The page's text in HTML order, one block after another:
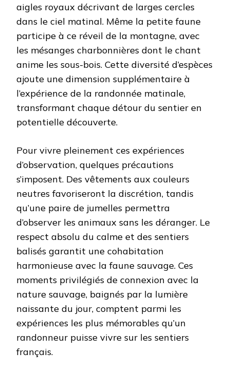
aigles royaux décrivant de larges cercles
dans le ciel matinal. Même la petite faune
participe à ce réveil de la montagne, avec
les mésanges charbonnières dont le chant
anime les sous-bois. Cette diversité d’espèces
ajoute une dimension supplémentaire à
l’expérience de la randonnée matinale,
transformant chaque détour du sentier en
potentielle découverte.
Pour vivre pleinement ces expériences
d’observation, quelques précautions
s’imposent. Des vêtements aux couleurs
neutres favoriseront la discrétion, tandis
qu’une paire de jumelles permettra
d’observer les animaux sans les déranger. Le
respect absolu du calme et des sentiers
balisés garantit une cohabitation
harmonieuse avec la faune sauvage. Ces
moments privilégiés de connexion avec la
nature sauvage, baignés par la lumière
naissante du jour, comptent parmi les
expériences les plus mémorables qu’un
randonneur puisse vivre sur les sentiers
français.